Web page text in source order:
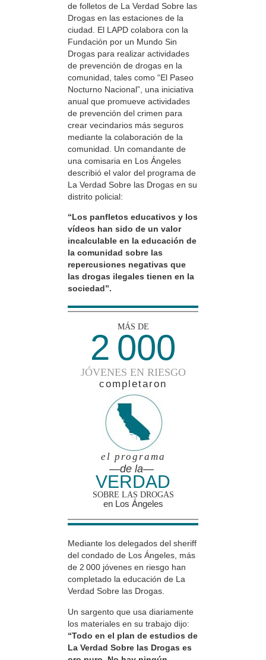
de folletos de La Verdad Sobre las
Drogas en las estaciones de la
ciudad. El LAPD colabora con la
Fundación por un Mundo Sin
Drogas para realizar actividades
de prevención de drogas en la
comunidad, tales como “El Paseo
Nocturno Nacional”, una iniciativa
anual que promueve actividades
de prevención del crimen para
crear vecindarios más seguros
mediante la colaboración de la
comunidad. Un comandante de
una comisaria en Los Ángeles
describió el valor del programa de
La Verdad Sobre las Drogas en su
distrito policial:
“Los panfletos educativos y los
vídeos han sido de un valor
incalculable en la educación de
la comunidad sobre las
repercusiones negativas que
las drogas ilegales tienen en la
sociedad”.
MÁS DE
2 000
JÓVENES EN RIESGO
completaron
el programa
—de la—
VERDAD
SOBRE LAS DROGAS
en Los Ángeles
Mediante los delegados del sheriff
del condado de Los Ángeles, más
de 2 000 jóvenes en riesgo han
completado la educación de La
Verdad Sobre las Drogas.
Un sargento que usa diariamente
los materiales en su trabajo dijo:
“Todo en el plan de estudios de
La Verdad Sobre las Drogas es